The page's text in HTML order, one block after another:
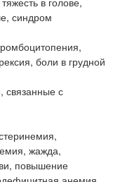
синдром
боли в грудной
связанные с
жажда,
повышение